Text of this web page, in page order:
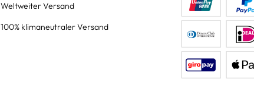
Weltweiter Versand
100% klimaneutraler Versand